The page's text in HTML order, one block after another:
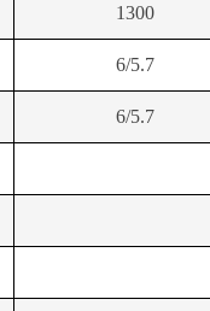
1300
6/5.7
6/5.7